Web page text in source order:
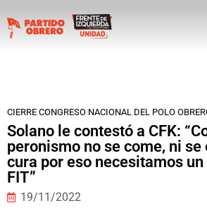
CIERRE CONGRESO NACIONAL DEL POLO
Solano le contestó a CFK:
peronismo no se come, ni se
cura por eso necesitamos un
FIT”
19/11/2022